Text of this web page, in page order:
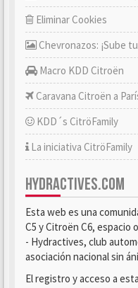
Eliminar Cookies
Chevronazos: ¡Sube
Macro KDD Citroën
Caravana Citroën a
KDD´s CitröFamily
La iniciativa CitröFamily
HYDRACTIVES.COM
Esta web es una
C5 y Citroën C6, espacio
- Hydractives, club
asociación nacional sin
El registro y acceso a